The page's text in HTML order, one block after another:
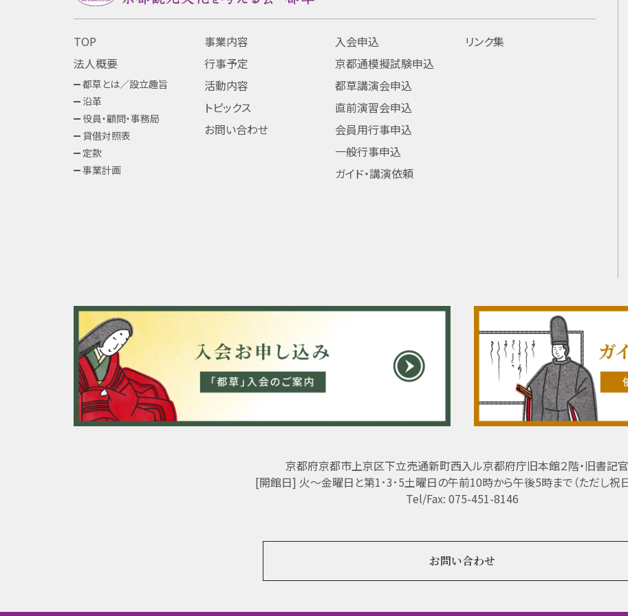
TOP
法人概要
都草とは／設立趣旨
沿革
役員・顧問・事務局
貸借対照表
定款
事業計画
事業内容
行事予定
活動内容
トピックス
お問い合わせ
入会申込
京都通模擬試験申込
都草講演会申込
直前演習会申込
会員用行事申込
一般行事申込
ガイド・講演依頼
リンク集
京都府京都市上京区下立売通新町西入ル京都府庁旧本館２階・旧書記
[開館日] 火～金曜日と第1･3･5土曜日の午前10時から午後5時まで（ただし祝
Tel/Fax: 075-451-8146
お問い合わせ